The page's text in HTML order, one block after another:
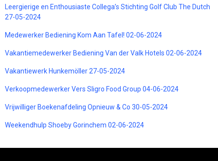
Leergierige en Enthousiaste Collega’s Stichting Golf Club The Dutch
27-05-2024
Medewerker Bediening Kom Aan Tafel! 02-06-2024
Vakantiemedewerker Bediening Van der Valk Hotels 02-06-2024
Vakantiewerk Hunkemöller 27-05-2024
Verkoopmedewerker Vers Sligro Food Group 04-06-2024
Vrijwilliger Boekenafdeling Opnieuw & Co 30-05-2024
Weekendhulp Shoeby Gorinchem 02-06-2024